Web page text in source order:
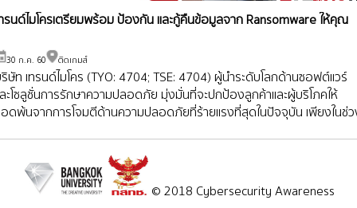
รนด์ไมโครเตรียมพร้อม ป้องกัน และกู้คืนข้อมูลจาก Ransomware ให้คุณ
30 ก.ค. 60 ติดเกมส์
ษัท เทรนด์ไมโคร (TYO: 4704; TSE: 4704) ผู้นำระดับโลกด้านซอฟต์แวร์
ะโซลูชั่นการรักษาความปลอดภัย มุ่งมั่นที่จะปกป้องลูกค้าและผู้บริโภคให้
ดพ้นจากการโจมตีด้านความปลอดภัยที่ร้ายแรงที่สุดในปัจจุบัน เพียงในช่
คามที่ปิดกั้นมาจากอีเมล์และเว็บแทรฟฟิก พร้อมนำเสนอภาพรวมการ
ป้องตนเองด้วยการตระหนักถึงการเติบโตและผลกระทบของมัลแวร์เรียกค่
© 2018 Cybersecurity Awareness